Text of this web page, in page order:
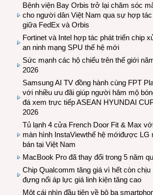
Bệnh viện Bay Orbis trở lại chăm sóc
cho người dân Việt Nam qua sự hợp tác
giữa FedEx và Orbis
Fortinet và Intel hợp tác phát triển chip
an ninh mạng SPU thế hệ mới
Sức mạnh các hộ chiếu trên thế giới
2026
Samsung AI TV đồng hành cùng FPT
với nhiều ưu đãi giúp người hâm mộ
đá xem trực tiếp ASEAN HYUNDAI
2026
Tủ lạnh 4 cửa French Door Fit & Max
màn hình InstaViewthế hệ mớiđược LG
bán tại Việt Nam
MacBook Pro đã thay đổi trong 5 năm
Chip Qualcomm tăng giá vì hết còn chịu
đựng nổi áp lực giá linh kiện tăng cao
Một cái nhìn đầu tiên về bộ ba